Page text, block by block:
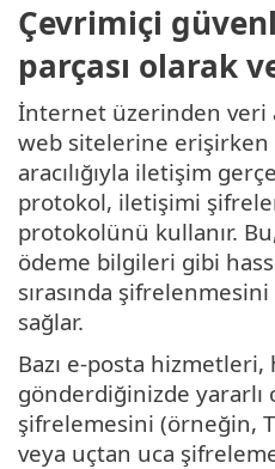
Çevrimiçi
parçası olarak
İnternet üzerinden veri
web sitelerine erişirken
aracılığıyla iletişim
protokol, iletişimi
protokolünü kullanır.
ödeme bilgileri gibi
sırasında şifrelenmesini
sağlar.
Bazı e-posta
gönderdiğinizde
şifrelemesini (örneğin,
veya uçtan uca